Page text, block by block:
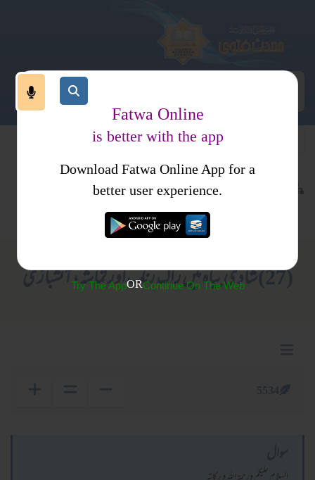
اسلام کا تصور تزکیہ نفس
کتب فتاوی
(27) شادی بیاہ میں راگ رنگ اور تماشہ، آتشبازی
Fatwa Online
is better with the app
Download Fatwa Online App for a
better user experience.
Try The AppORContinue On The Web